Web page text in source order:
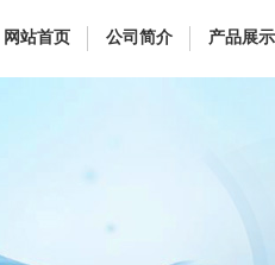
网站首页 公司简介 产品展示